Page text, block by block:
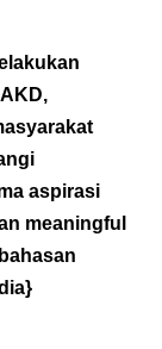
aspirasi
meaningful
}